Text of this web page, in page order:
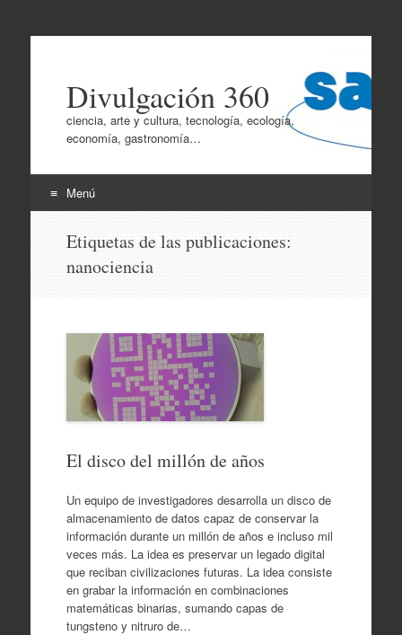
Divulgación 360
ciencia, arte y cultura, tecnología, ecología,
economía, gastronomía…
Menú
contenido
Etiquetas de las publicaciones:
nanociencia
El disco del millón de años
Un equipo de investigadores desarrolla un disco de
almacenamiento de datos capaz de conservar la
información durante un millón de años e incluso mil
veces más. La idea es preservar un legado digital
que reciban civilizaciones futuras. La idea consiste
en grabar la información en combinaciones
matemáticas binarias, sumando capas de
tungsteno y nitruro de…